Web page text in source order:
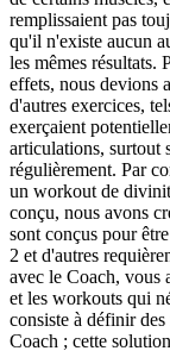
remplissaient pas
qu'il n'existe aucun
les mêmes résultats.
effets, nous devions
d'autres exercices,
exerçaient
articulations, surtout
régulièrement. Par
un workout de
conçu, nous avons
sont conçus pour
2 et d'autres
avec le Coach, vous
et les workouts qui
consiste à définir
Coach ; cette